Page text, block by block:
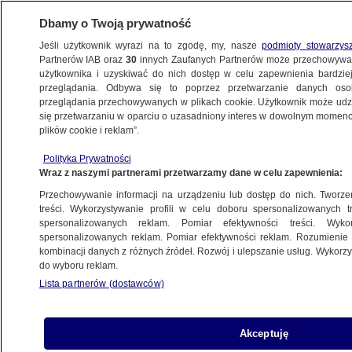
KRAKÓW
Pozostała "oddzielona taśmą
ostrzegawczą"
24.07.2023, 07:55
Udostępnij
Dbamy o Twoją prywatność
Jeśli użytkownik wyrazi na to zgodę, my, naszepodmioty
Partnerów IAB oraz30 innych Zaufanych Partnerów może
użytkownika i uzyskiwać do nich dostęp w celu zapewnienia
przeglądania. Odbywa się to poprzez przetwarzanie danych
przeglądania przechowywanych w plikach cookie. Użytkownik może
się przetwarzaniu w oparciu o uzasadniony interes w dowolnym
plików cookie i reklam”.
Polityka Prywatności
Wraz z naszymi partnerami przetwarzamy dane w celu zapewnienia:
Przechowywanie informacji na urządzeniu lub dostęp do nich.
treści. Wykorzystywanie profili w celu doboru spersonalizowanych
spersonalizowanych reklam. Pomiar efektywności treści.
spersonalizowanych reklam. Pomiar efektywności reklam.
kombinacji danych z różnych źródeł. Rozwój i ulepszanie usług.
do wyboru reklam.
Lista partnerów (dostawców)
Akceptuję